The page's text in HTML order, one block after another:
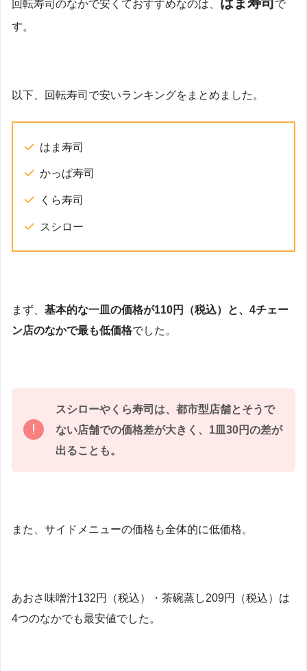
回転寿司のなかで安くておすすめなのは、
で
す。
以下、回転寿司で安いランキングをまとめました。
はま寿司
かっぱ寿司
くら寿司
スシロー
まず、 基本的な一皿の価格が110円（税込）と、4チェー
ン店のなかで最も低価格でした。
スシローやくら寿司は、都市型店舗とそうで
ない店舗での価格差が大きく、1皿30円の差が
出ることも。
また、サイドメニューの価格も全体的に低価格。
あおさ味噌汁132円（税込）・茶碗蒸し209円（税込）は
4つのなかでも最安値でした。